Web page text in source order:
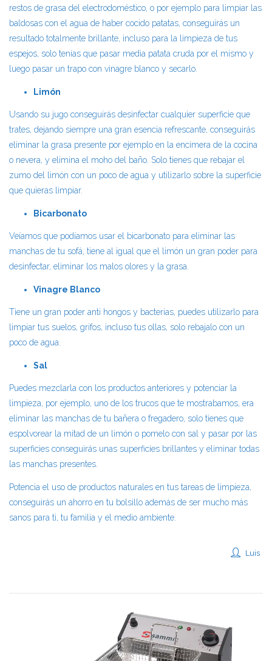
restos de grasa del electrodoméstico, o por ejemplo para limpiar las
baldosas con el agua de haber cocido patatas, conseguirás un
resultado totalmente brillante, incluso para la limpieza de tus
espejos, solo tenías que pasar media patata cruda por el mismo y
luego pasar un trapo con vinagre blanco y secarlo.
Limón
Usando su jugo conseguirás desinfectar cualquier superficie que
trates, dejando siempre una gran esencia refrescante, conseguirás
eliminar la grasa presente por ejemplo en la encimera de la cocina
o nevera, y elimina el moho del baño. Solo tienes que rebajar el
zumo del limón con un poco de agua y utilizarlo sobre la superficie
que quieras limpiar.
Bicarbonato
Veíamos que podíamos usar el bicarbonato para eliminar las
manchas de tu sofá, tiene al igual que el limón un gran poder para
desinfectar, eliminar los malos olores y la grasa.
Vinagre Blanco
Tiene un gran poder anti hongos y bacterias, puedes utilizarlo para
limpiar tus suelos, grifos, incluso tus ollas, solo rebajalo con un
poco de agua.
Sal
Puedes mezclarla con los productos anteriores y potenciar la
limpieza, por ejemplo, uno de los trucos que te mostrabamos, era
eliminar las manchas de tu bañera o fregadero, solo tienes que
espolvorear la mitad de un limón o pomelo con sal y pasar por las
superficies conseguirás unas superficies brillantes y eliminar todas
las manchas presentes.
Potencia el uso de productos naturales en tus tareas de limpieza,
conseguirás un ahorro en tu bolsillo además de ser mucho más
sanos para ti, tu familia y el medio ambiente.
Luis